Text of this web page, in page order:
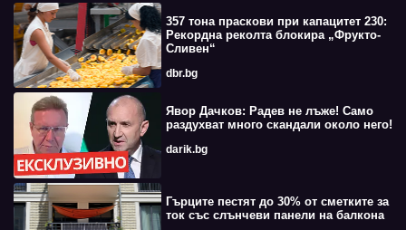
357 тона праскови при капацитет 230:
Рекордна реколта блокира „Фрукто-
Сливен“
dbr.bg
Явор Дачков: Радев не лъже! Само
раздухват много скандали около него!
darik.bg
Гърците пестят до 30% от сметките за
ток със слънчеви панели на балкона